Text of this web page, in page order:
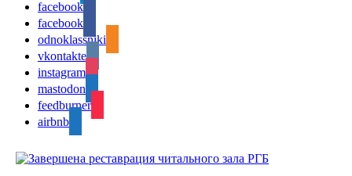
facebook
facebook
odnoklassniki
vkontakte
instagram
mastodon
feedburner
airbnb